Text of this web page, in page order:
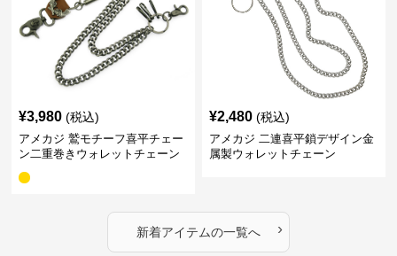
¥3,980 (税込)
アメカジ 鷲モチーフ喜平チェー
ン二重巻きウォレットチェーン
¥2,480 (税込)
アメカジ 二連喜平鎖デザイン金
属製ウォレットチェーン
新着アイテムの一覧へ ›